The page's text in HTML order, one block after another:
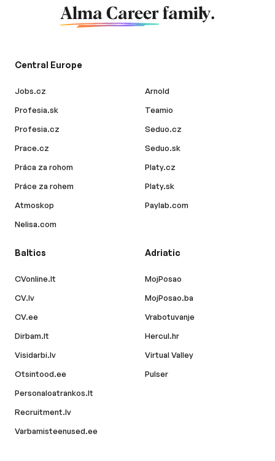
Alma Career family.
Central Europe
Jobs.cz
Profesia.sk
Profesia.cz
Prace.cz
Práca za rohom
Práce za rohem
Atmoskop
Nelisa.com
Arnold
Teamio
Seduo.cz
Seduo.sk
Platy.cz
Platy.sk
Paylab.com
Baltics
CVonline.lt
CV.lv
CV.ee
Dirbam.lt
Visidarbi.lv
Otsintood.ee
Personaloatrankos.lt
Recruitment.lv
Varbamisteenused.ee
Adriatic
MojPosao
MojPosao.ba
Vrabotuvanje
Hercul.hr
Virtual Valley
Pulser